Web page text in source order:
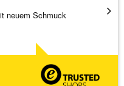
neuem Schmuck